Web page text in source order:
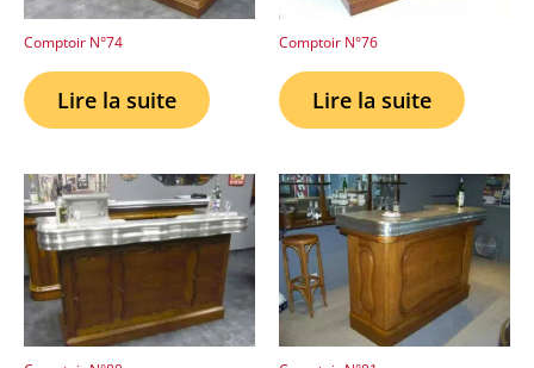
Comptoir N°74
Lire la suite
Comptoir N°76
Lire la suite